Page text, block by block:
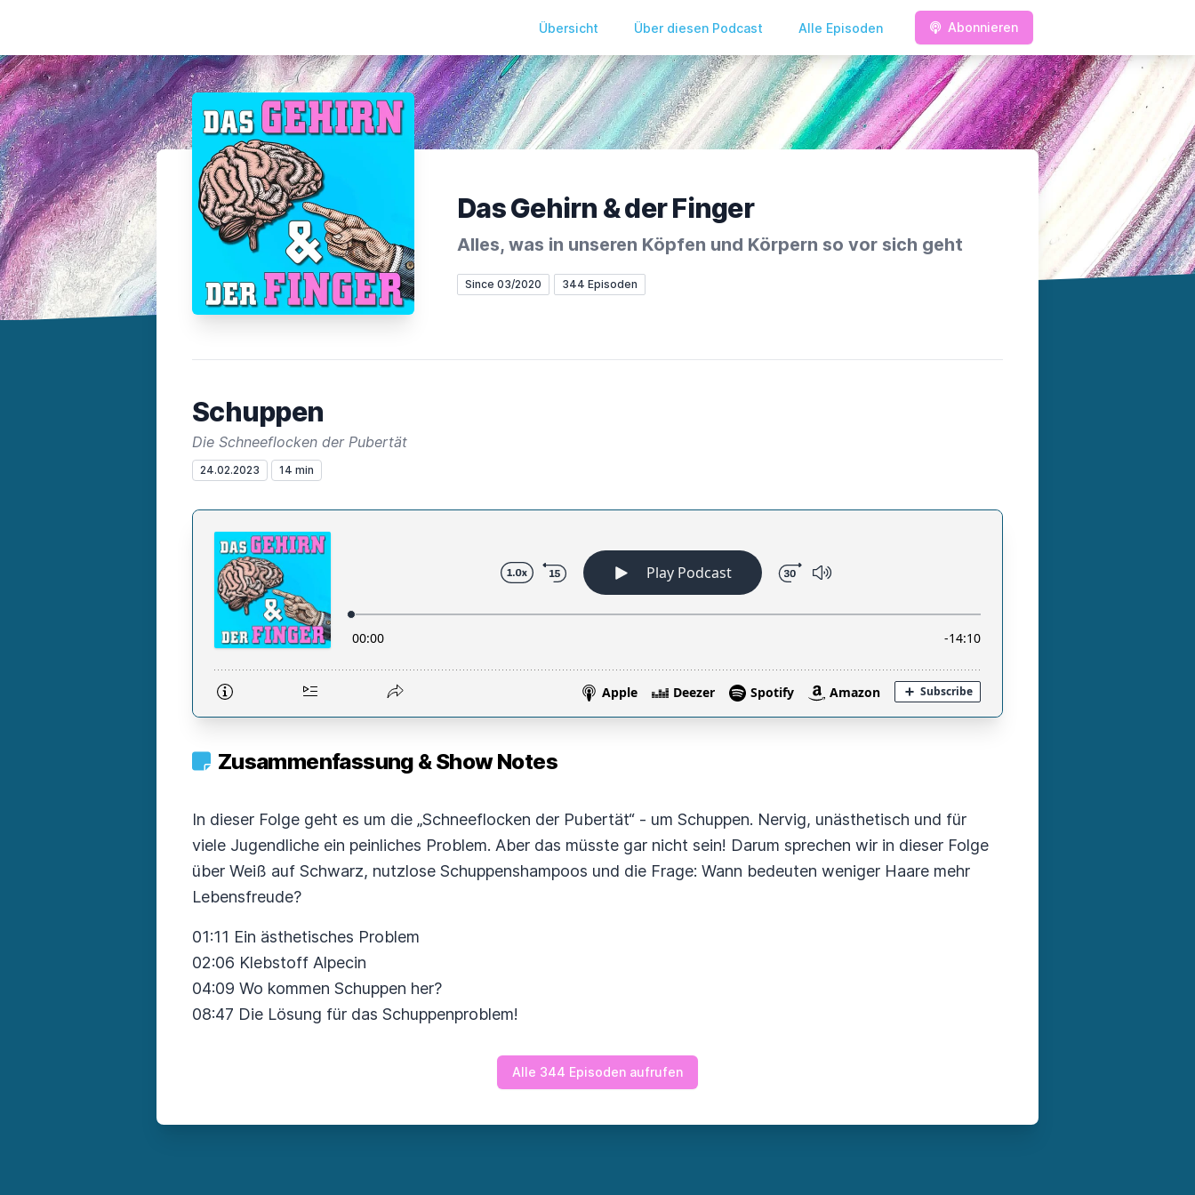
Übersicht Über diesen Podcast Alle Episoden Abonnieren
Das Gehirn & der Finger
Alles, was in unseren Köpfen und Körpern so vor sich geht
Since 03/2020 344 Episoden
Schuppen
Die Schneeflocken der Pubertät
24.02.2023 14 min
Zusammenfassung & Show Notes
In dieser Folge geht es um die „Schneeflocken der Pubertät“ - um Schuppen. Nervig, unästhetisch und für
viele Jugendliche ein peinliches Problem. Aber das müsste gar nicht sein! Darum sprechen wir in dieser Folge
über Weiß auf Schwarz, nutzlose Schuppenshampoos und die Frage: Wann bedeuten weniger Haare mehr
Lebensfreude?
01:11 Ein ästhetisches Problem
02:06 Klebstoff Alpecin
04:09 Wo kommen Schuppen her?
08:47 Die Lösung für das Schuppenproblem!
Alle 344 Episoden aufrufen